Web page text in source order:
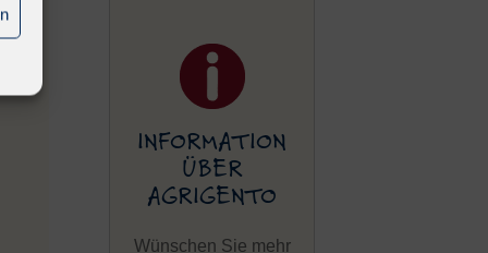
INFORMATION
ÜBER
AGRIGENTO
Wünschen Sie mehr